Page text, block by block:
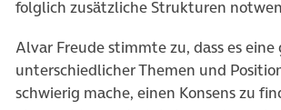
folglich zusätzliche Strukturen
Alvar Freude stimmte zu, dass es
unterschiedlicher Themen und
schwierig mache, einen Konsens zu